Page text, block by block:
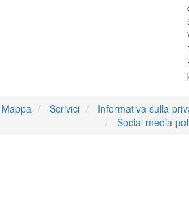
Mappa Scrivici
Informativa sulla
Social media